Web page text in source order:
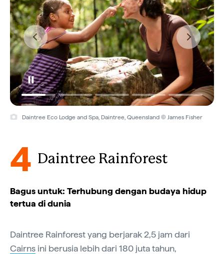
Daintree Eco Lodge and Spa, Daintree, Queensland © James Fisher
4 Daintree Rainforest
Bagus untuk: Terhubung dengan budaya hidup
tertua di dunia
Daintree Rainforest yang berjarak 2,5 jam dari
Cairns ini berusia lebih dari 180 juta tahun,